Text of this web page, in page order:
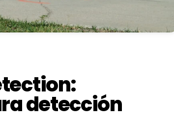
detección